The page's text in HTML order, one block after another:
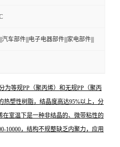
汽车部件|||电子电器部件|||家电部件|||
为等规PP（聚丙烯）和无规PP（聚丙
热塑性树脂，结晶度高达95%以上，分
在室温下是一种非结晶的、微带粘性的
10000，结构不规整缺乏内聚力，应用